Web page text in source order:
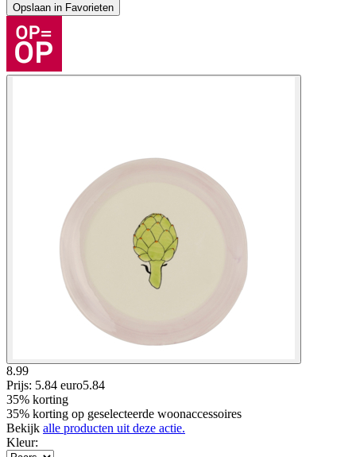
Opslaan in Favorieten
8.99
Prijs: 5.84 euro5.84
35% korting
35% korting op geselecteerde woonaccessoires
Bekijk alle producten uit deze actie.
Kleur: